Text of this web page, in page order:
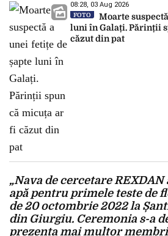
08:28, 03 Aug 2026
FOTO
Moarte
luni în Galați. Părinții
căzut din pat
„Nava de cercetare REXDAN
apă pentru primele teste de
de 20 octombrie 2022 la
din Giurgiu. Ceremonia s-a
prezența mai multor